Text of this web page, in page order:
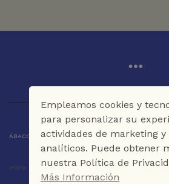
ÁBACO LIBROS Y CAFÉ © 2025 CARTAGENA DE
Inicio Tienda La Librería Galería Café
Empleamos cookies y
para personalizar su
actividades de marketing
analíticos. Puede obtener
nuestra Política de
Más Información